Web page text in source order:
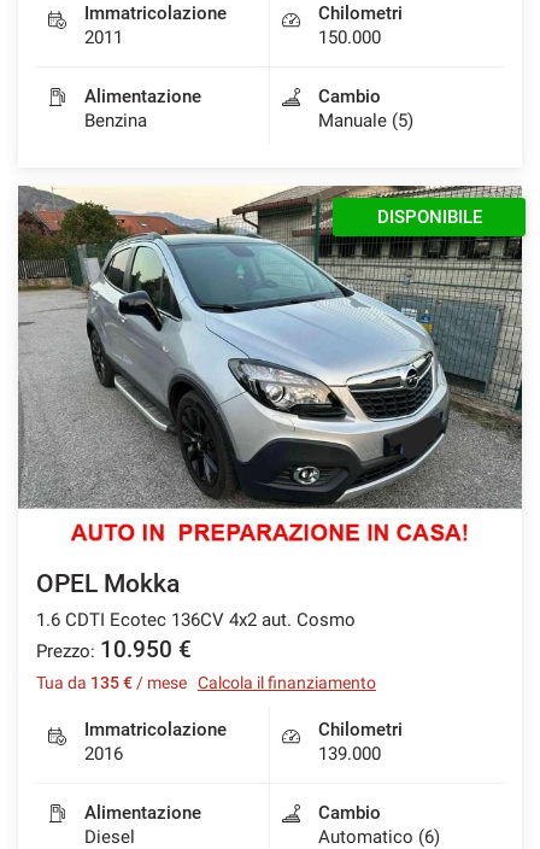
Immatricolazione
2011
Chilometri
150.000
Alimentazione
Benzina
Cambio
Manuale (5)
DISPONIBILE
OPEL Mokka
1.6 CDTI Ecotec 136CV 4x2 aut. Cosmo
Prezzo: 10.950 €
Tua da 135 € / mese Calcola il finanziamento
Immatricolazione
2016
Chilometri
139.000
Alimentazione
Diesel
Cambio
Automatico (6)